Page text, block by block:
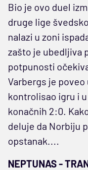
Bio je ovo duel
druge lige
nalazi u zoni
zašto je ubedljiva
potpunosti
Varbergs je
kontrolisao igru i
konačnih 2:0.
deluje da Norbiju
opstanak....
NEPTUNAS -